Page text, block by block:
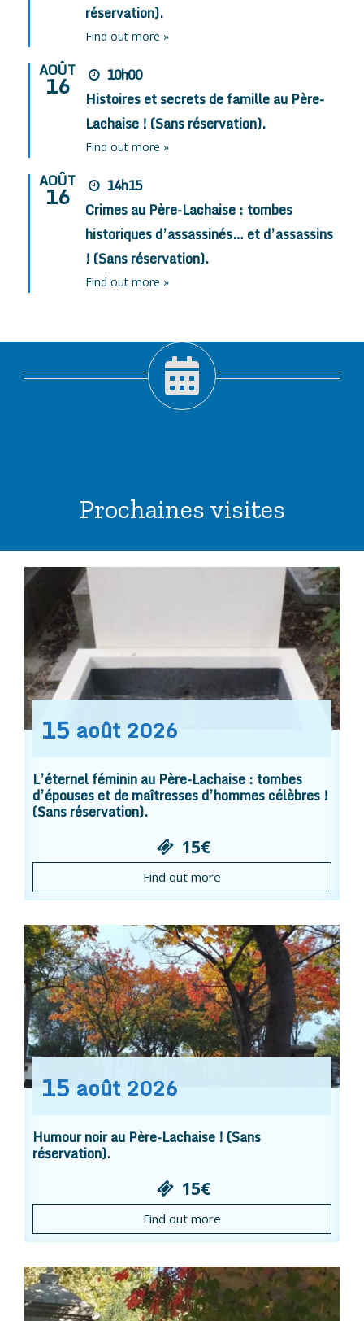
réservation).
Find out more »
AOÛT
16
10h00
Histoires et secrets de famille au Père-
Lachaise ! (Sans réservation).
Find out more »
AOÛT
16
14h15
Crimes au Père-Lachaise : tombes
historiques d’assassinés… et d’assassins
! (Sans réservation).
Find out more »
Prochaines visites
15 août 2026
L’éternel féminin au Père-Lachaise : tombes
d’épouses et de maîtresses d’hommes célèbres !
(Sans réservation).
15€
Find out more
15 août 2026
Humour noir au Père-Lachaise ! (Sans
réservation).
15€
Find out more